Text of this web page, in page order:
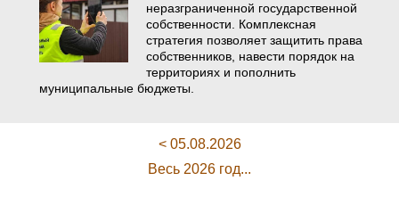
неразграниченной государственной
собственности. Комплексная
стратегия позволяет защитить права
собственников, навести порядок на
территориях и пополнить
муниципальные бюджеты.
< 05.08.2026
Весь 2026 год...